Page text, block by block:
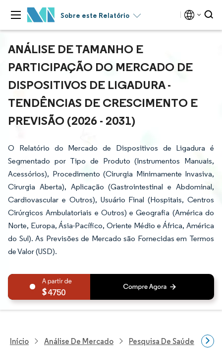
Sobre este Relatório
ANÁLISE DE TAMANHO E
PARTICIPAÇÃO DO MERCADO DE
DISPOSITIVOS DE LIGADURA -
TENDÊNCIAS DE CRESCIMENTO E
PREVISÃO (2026 - 2031)
O Relatório do Mercado de Dispositivos de Ligadura é
Segmentado por Tipo de Produto (Instrumentos Manuais,
Acessórios), Procedimento (Cirurgia Minimamente Invasiva,
Cirurgia Aberta), Aplicação (Gastrointestinal e Abdominal,
Cardiovascular e Outros), Usuário Final (Hospitais, Centros
Cirúrgicos Ambulatoriais e Outros) e Geografia (América do
Norte, Europa, Ásia-Pacífico, Oriente Médio e África, América
do Sul). As Previsões de Mercado são Fornecidas em Termos
de Valor (USD).
4750
Início Análise De Mercado Pesquisa De Saúde